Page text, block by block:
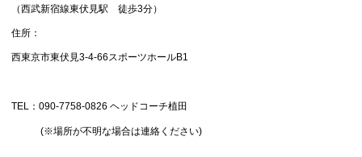
（西武新宿線東伏見駅 徒歩3分）
住所：
西東京市東伏見3-4-66スポーツホールB1
TEL：090-7758-0826 ヘッドコーチ植田
(※場所が不明な場合は連絡ください)